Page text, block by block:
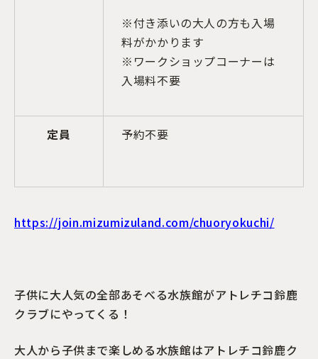
※付き添いの大人の方も入場
料がかかります
※ワークショップコーナーは
入場料不要
定員 予約不要
https://join.mizumizuland.com/chuoryokuchi/
子供に大人気の全部あそべる水族館がアトレチコ鈴鹿
クラブにやってくる！
大人から子供まで楽しめる水族館はアトレチコ鈴鹿ク